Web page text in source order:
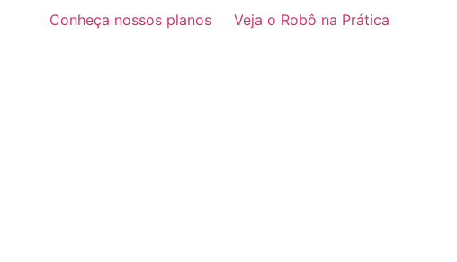
Conheça nossos planos Veja o Robô na Prática